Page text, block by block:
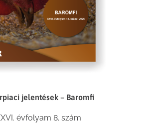
jelentések – Baromfi
évfolyam 8. szám